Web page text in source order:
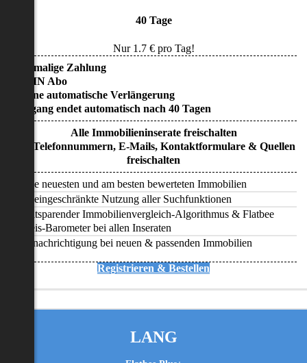
40 Tage
Nur 1.7€ pro Tag!
• Einmalige Zahlung
• KEIN Abo
• Keine automatische Verlängerung
• Zugang endet automatisch nach 40 Tagen
Alle Immobilieninserate freischalten
Alle Telefonnummern, E-Mails, Kontaktformulare & Quellen
freischalten
Alle neuesten und am besten bewerteten Immobilien
Uneingeschränkte Nutzung aller Suchfunktionen
Zeitsparender Immobilienvergleich-Algorithmus & Flatbee
Preis-Barometer bei allen Inseraten
Benachrichtigung bei neuen & passenden Immobilien
Registrieren & Bestellen
LANG